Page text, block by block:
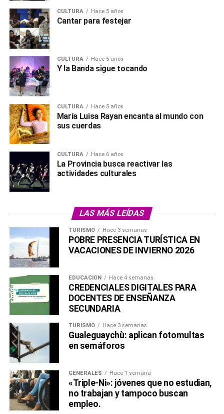
CULTURA Hace 5 años
Cantar para festejar
CULTURA Hace 5 años
Y la Banda sigue tocando
CULTURA Hace 5 años
María Luisa Rayan encanta al mundo con
sus cuerdas
CULTURA Hace 6 años
La Provincia busca reactivar las
actividades culturales
LAS MÁS LEÍDAS
TURISMO Hace 3 semanas
POBRE PRESENCIA TURÍSTICA EN
VACACIONES DE INVIERNO 2026
EDUCACIÓN Hace 4 semanas
CREDENCIALES DIGITALES PARA
DOCENTES DE ENSEÑANZA
SECUNDARIA
TURISMO Hace 3 semanas
Gualeguaychù: aplican fotomultas
en semáforos
GENERALES Hace 1 semana
«Triple-Ni»: jóvenes que no estudian,
no trabajan y tampoco buscan
empleo.